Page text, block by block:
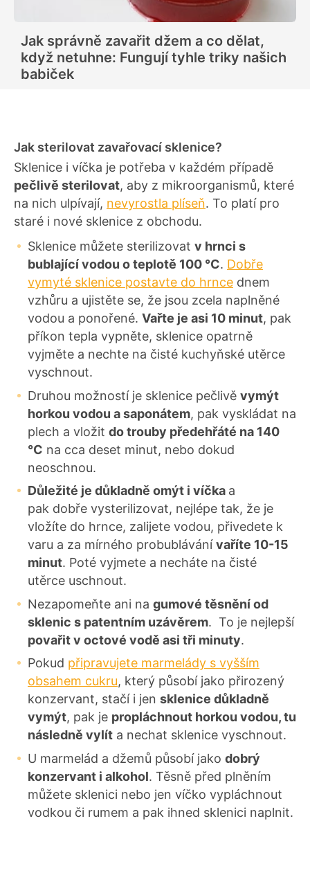
Jak správně zavařit džem a co dělat,
když netuhne: Fungují tyhle triky našich
babiček
Jak sterilovat zavařovací sklenice?
Sklenice i víčka je potřeba v každém případě
pečlivě sterilovat, aby z mikroorganismů, které
na nich ulpívají, nevyrostla plíseň. To platí pro
staré i nové sklenice z obchodu.
Sklenice můžete sterilizovat v hrnci s
bublající vodou o teplotě 100 °C. Dobře
vymyté sklenice postavte do hrnce dnem
vzhůru a ujistěte se, že jsou zcela naplněné
vodou a ponořené. Vařte je asi 10 minut, pak
příkon tepla vypněte, sklenice opatrně
vyjměte a nechte na čisté kuchyňské utěrce
vyschnout.
Druhou možností je sklenice pečlivě vymýt
horkou vodou a saponátem, pak vyskládat na
plech a vložit do trouby předehřáté na 140
°C na cca deset minut, nebo dokud
neoschnou.
Důležité je důkladně omýt i víčka a
pak dobře vysterilizovat, nejlépe tak, že je
vložíte do hrnce, zalijete vodou, přivedete k
varu a za mírného probublávánívaříte 10-15
minut. Poté vyjmete a necháte na čisté
utěrce uschnout.
Nezapomeňte ani na gumové těsnění od
sklenic s patentním uzávěrem. To je nejlepší
povařit v octové vodě asi tři minuty.
Pokud připravujete marmelády s vyšším
obsahem cukru, který působí jako přirozený
konzervant, stačí i jen sklenice důkladně
vymýt, pak je propláchnout horkou vodou, tu
následně vylít a nechat sklenice vyschnout.
U marmelád a džemů působí jako dobrý
konzervant i alkohol. Těsně před plněním
můžete sklenici nebo jen víčko vypláchnout
vodkou či rumem a pak ihned sklenici naplnit.